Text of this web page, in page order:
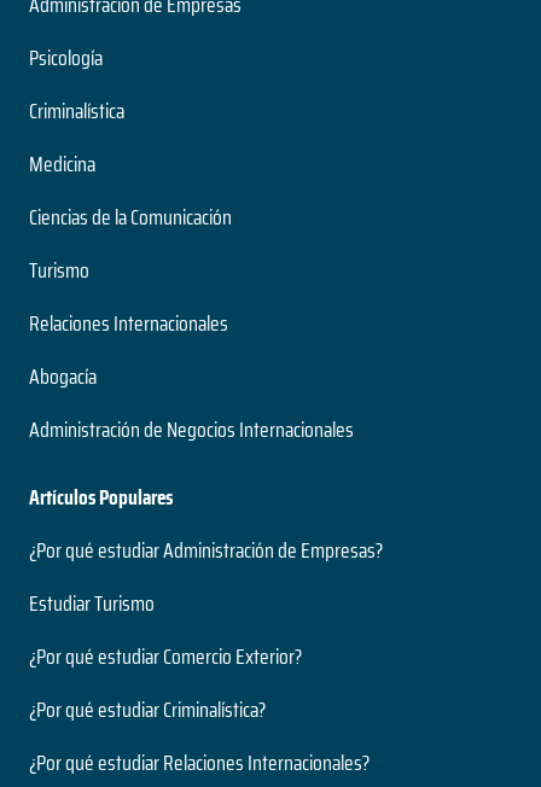
Psicología
Criminalística
Medicina
Ciencias de la Comunicación
Turismo
Relaciones Internacionales
Abogacía
Administración de Negocios Internacionales
Artículos Populares
¿Por qué estudiar Administración de Empresas?
Estudiar Turismo
¿Por qué estudiar Comercio Exterior?
¿Por qué estudiar Criminalística?
¿Por qué estudiar Relaciones Internacionales?